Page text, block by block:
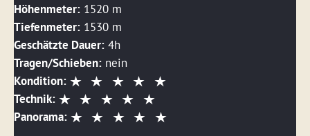
Höhenmeter: 1520 m
Tiefenmeter: 1530 m
Geschätzte Dauer: 4h
Tragen/Schieben: nein
Kondition:
Technik:
Panorama: